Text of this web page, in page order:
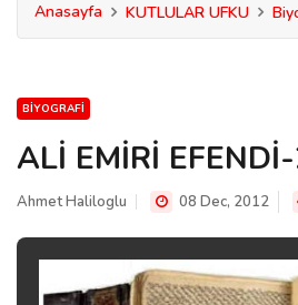
Anasayfa KUTLULAR UFKU
BIYOGRAFI
ALİ EMİRİ
Ahmet Haliloglu 08 Dec, 2012